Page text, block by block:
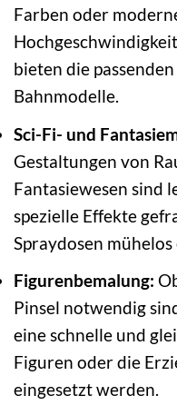
Farben oder
bieten die
Bahnmodelle.
Sci-Fi- und
Gestaltungen von
Fantasiewesen sind
spezielle Effekte
Spraydosen
Figurenbemalung:
Pinsel notwendig
eine schnelle und
Figuren oder die
eingesetzt werden.